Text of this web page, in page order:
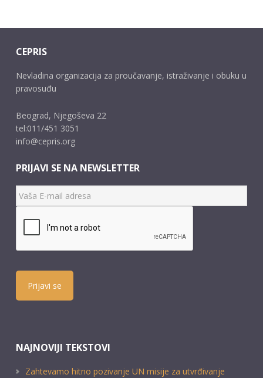
CEPRIS
Nevladina organizacija za proučavanje, istraživanje i obuku u
pravosuđu
Beograd, Njegoševa 22
tel:011/451 3051
info@cepris.org
PRIJAVI SE NA NEWSLETTER
Prijavi se
NAJNOVIJI TEKSTOVI
Zahtevamo hitno pozivanje UN misije za utvrđivanje